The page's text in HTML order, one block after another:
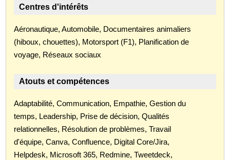
Centres d'intérêts
Aéronautique, Automobile, Documentaires animaliers
(hiboux, chouettes), Motorsport (F1), Planification de
voyage, Réseaux sociaux
Atouts et compétences
Adaptabilité, Communication, Empathie, Gestion du
temps, Leadership, Prise de décision, Qualités
relationnelles, Résolution de problèmes, Travail
d'équipe, Canva, Confluence, Digital Core/Jira,
Helpdesk, Microsoft 365, Redmine, Tweetdeck,